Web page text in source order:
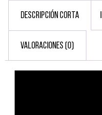
DESCRIPCIÓN CORTA
VALORACIONES (0)